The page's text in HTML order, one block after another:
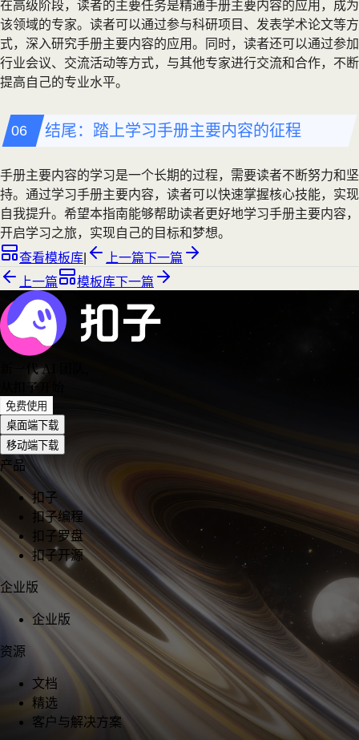
在高级阶段，读者的主要任务是精通手册主要内容的应用，成为
该领域的专家。读者可以通过参与科研项目、发表学术论文等方
式，深入研究手册主要内容的应用。同时，读者还可以通过参加
行业会议、交流活动等方式，与其他专家进行交流和合作，不断
提高自己的专业水平。
结尾：踏上学习手册主要内容的征程
手册主要内容的学习是一个长期的过程，需要读者不断努力和坚
持。通过学习手册主要内容，读者可以快速掌握核心技能，实现
自我提升。希望本指南能够帮助读者更好地学习手册主要内容，
开启学习之旅，实现自己的目标和梦想。
查看模板库
上一篇下一篇
上一篇
模板库下一篇
新一代 AI 团队
从扣子开始
免费使用
桌面端下载
移动端下载
产品
扣子
扣子编程
扣子罗盘
扣子开源
企业版
企业版
资源
文档
精选
客户与解决方案